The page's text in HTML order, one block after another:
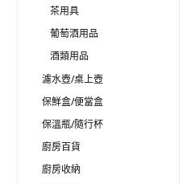
茶用具
葡萄酒用品
酒類用品
濾水壺/桌上壺
保鮮盒/便當盒
保溫瓶/隨行杯
廚房百貨
廚房收納